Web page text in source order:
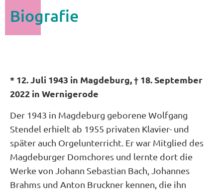
Biografie
* 12. Juli 1943 in Magdeburg, † 18. September
2022 in Wernigerode
Der 1943 in Magdeburg geborene Wolfgang
Stendel erhielt ab 1955 privaten Klavier- und
später auch Orgelunterricht. Er war Mitglied des
Magdeburger Domchores und lernte dort die
Werke von Johann Sebastian Bach, Johannes
Brahms und Anton Bruckner kennen, die ihn